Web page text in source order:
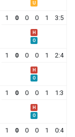
U
1 0 0 0 1 3:5
H
O
1 0 0 0 1 2:4
H
O
1 0 0 0 1 1:3
H
O
1 0 0 0 1 0:4